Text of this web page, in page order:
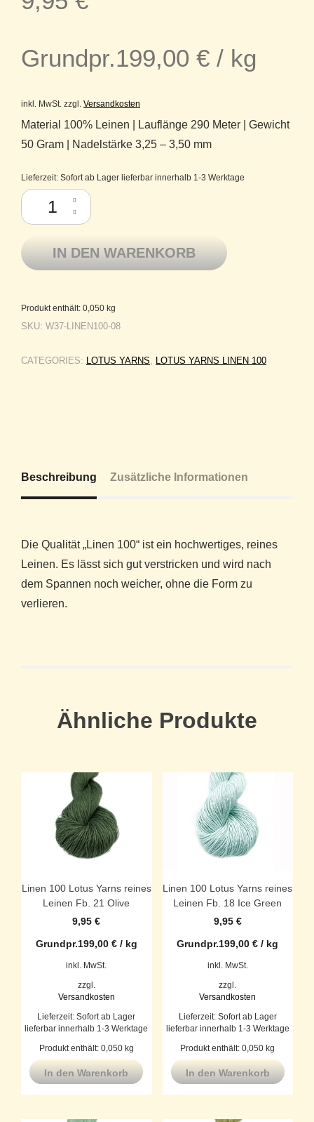
Grundpr.199,00 € / kg
inkl. MwSt. zzgl. Versandkosten
Material 100% Leinen | Lauflänge 290 Meter | Gewicht
50 Gram | Nadelstärke 3,25 – 3,50 mm
Lieferzeit: Sofort ab Lager lieferbar innerhalb 1-3 Werktage
Linen 100 Lotus Yarns reines Leinen Fb. 08 Navy Blue Menge
IN DEN WARENKORB
Produkt enthält: 0,050 kg
SKU: W37-LINEN100-08
CATEGORIES: LOTUS YARNS LOTUS YARNS LINEN 100
Beschreibung Zusätzliche Informationen
Die Qualität „Linen 100“ ist ein hochwertiges, reines
Leinen. Es lässt sich gut verstricken und wird nach
dem Spannen noch weicher, ohne die Form zu
verlieren.
Ähnliche Produkte
Linen 100 Lotus Yarns reines
Leinen Fb. 21 Olive
9,95€
Grundpr.199,00 €/ kg
inkl. MwSt.
zzgl.
Versandkosten
Lieferzeit:Sofort ab Lager
lieferbar innerhalb 1-3 Werktage
Produkt enthält: 0,050 kg
In den Warenkorb
Linen 100 Lotus Yarns reines
Leinen Fb. 18 Ice Green
9,95 €
Grundpr.199,00€ / kg
inkl. MwSt.
zzgl.
Versandkosten
Lieferzeit: Sofort ab Lager
lieferbar innerhalb 1-3 Werktage
Produkt enthält: 0,050 kg
In den Warenkorb